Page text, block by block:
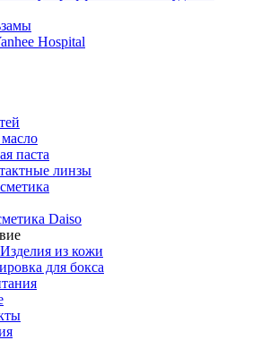
Hospital
паста
линзы
Daiso
из кожи
для бокса